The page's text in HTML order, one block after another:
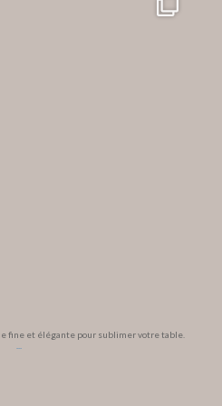
fine et élégante pour sublimer votre table.